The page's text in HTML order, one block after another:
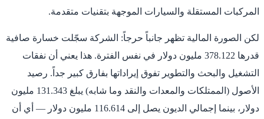
المركبات المستقلة والسيارات الموجهة بتقنيات متقدمة.
لكن الصورة المالية تظهر جانباً حرجاً: الشركة سجّلت خسارة صافية
قدرها 378.122 مليون دولار في نفس الفترة. هذا يعني أن نفقات
التشغيل والبحث والتطوير تفوق إيراداتها بفارق كبير جداً. رصيد
الأصول (الممتلكات والمعدات والنقد وما شابه) يبلغ 131.343 مليون
دولار، بينما إجمالي الديون يصل إلى 116.614 مليون دولار — أي أن